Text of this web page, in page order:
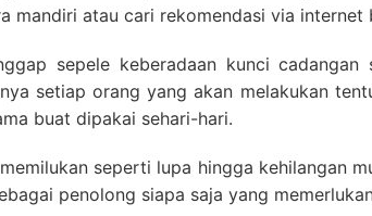
mandiri atau cari rekomendasi via
sepele keberadaan kunci
setiap orang yang akan melakukan
buat dipakai sehari-hari.
seperti lupa hingga kehilangan
penolong siapa saja yang